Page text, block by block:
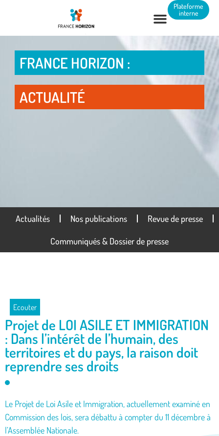
Plateforme
interne
FRANCE HORIZON :
ACTUALITÉ
Actualités Nos publications Revue de presse
Communiqués & Dossier de presse
Ecouter
Projet de LOI ASILE ET IMMIGRATION
: Dans l’intérêt de l’humain, des
territoires et du pays, la raison doit
reprendre ses droits
Le Projet de Loi Asile et Immigration, actuellement examiné en
Commission des lois, sera débattu à compter du 11 décembre à
l’Assemblée Nationale.